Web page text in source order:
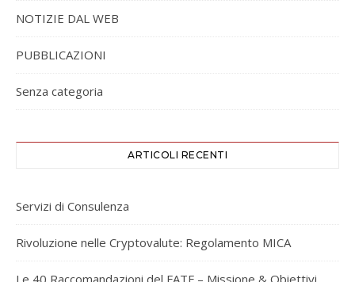
NOTIZIE DAL WEB
PUBBLICAZIONI
Senza categoria
ARTICOLI RECENTI
Servizi di Consulenza
Rivoluzione nelle Cryptovalute: Regolamento MICA
Le 40 Raccomandazioni del FATF – Missione & Obiettivi